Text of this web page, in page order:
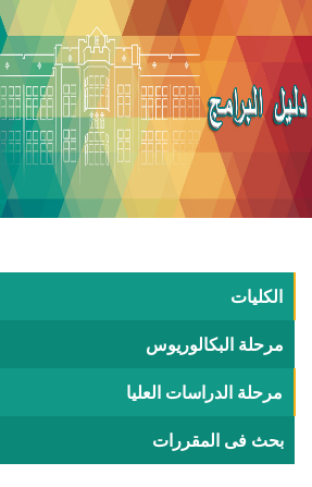
الكليات
مرحلة البكالوريوس
مرحلة الدراسات العليا
بحث فى المقررات